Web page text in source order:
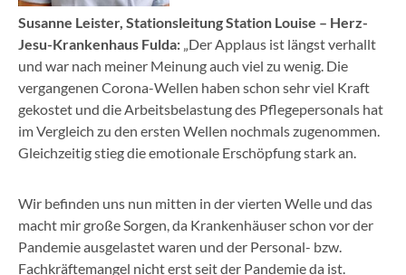
Susanne Leister, Stationsleitung Station Louise – Herz-
Jesu-Krankenhaus Fulda: „Der Applaus ist längst verhallt
und war nach meiner Meinung auch viel zu wenig. Die
vergangenen Corona-Wellen haben schon sehr viel Kraft
gekostet und die Arbeitsbelastung des Pflegepersonals hat
im Vergleich zu den ersten Wellen nochmals zugenommen.
Gleichzeitig stieg die emotionale Erschöpfung stark an.
Wir befinden uns nun mitten in der vierten Welle und das
macht mir große Sorgen, da Krankenhäuser schon vor der
Pandemie ausgelastet waren und der Personal- bzw.
Fachkräftemangel nicht erst seit der Pandemie da ist.